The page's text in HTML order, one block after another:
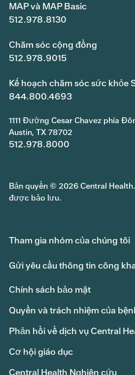
MAP và MAP Basic
512.978.8130
Chăm sóc cộng đồng
512.978.9015
Kế hoạch chăm sóc sức khỏe
844.800.4693
1111 Đường Cesar Chavez phía
Austin, TX 78702
512.978.8000
Bản quyền © 2026 Central
được bảo lưu.
Tham gia nhóm của chúng tôi
Gửi yêu cầu thông tin công
Chính sách bảo mật
Quyền và trách nhiệm của
Phản hồi về dịch vụ Central
Cơ hội giáo dục
Central Health Nghiên cứu